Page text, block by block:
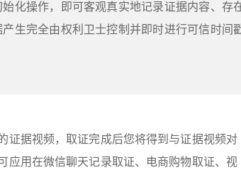
化操作，即可客观真实地记录证据内容、存
生完全由权利卫士控制并即时进行可信时间
证据视频，取证完成后您将得到与证据视频对
应用在微信聊天记录取证、电商购物取证、视